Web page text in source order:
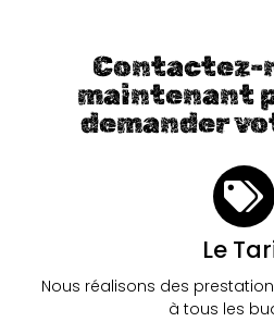
Contactez-
maintenant
demander
Le
Nous réalisons des
à tous les